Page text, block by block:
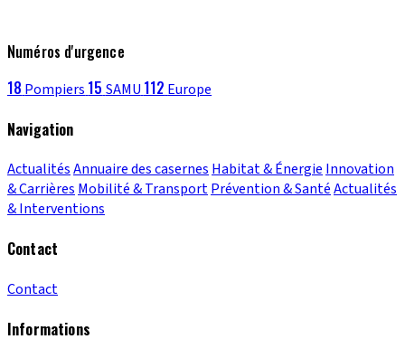
Numéros d'urgence
18 Pompiers 15 SAMU 112 Europe
Navigation
ActualitésAnnuaire des casernes Habitat & Énergie Innovation
& Carrières Mobilité & TransportPrévention & SantéActualités
& Interventions
Contact
Contact
Informations